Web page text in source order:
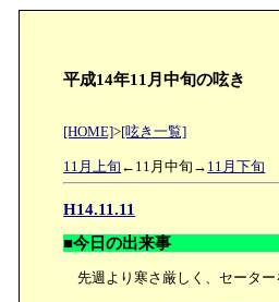
平成14年11月中旬の呟き
[HOME]>[呟き一覧]
11月上旬 ←11月中旬→ 11月下旬
H14.11.11
■今日の出来事
先週より寒さ厳しく、セーター